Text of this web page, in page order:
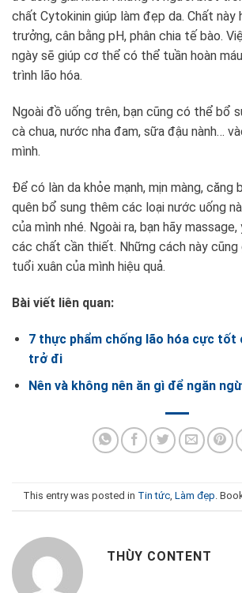
chất Cytokinin giúp làm đẹp da. Chất này
trưởng, cân bằng pH, phân chia tế bào.
ngày sẽ giúp cơ thể có thể tuần hoàn
trình lão hóa.
Ngoài đồ uống trên, bạn cũng có thể bổ
cà chua, nước nha đam, sữa đậu nành…
mình.
Để có làn da khỏe mạnh, mịn màng, căng
quên bổ sung thêm các loại nước uống
của mình nhé. Ngoài ra, bạn hãy
các chất cần thiết. Những cách này cũng
tuổi xuân của mình hiệu quả.
Bài viết liên quan:
7 thực phẩm chống lão hóa cực tốt
trở đi
Nên và không nên ăn gì để ngăn
This entry was posted in Tin tức, Làm đẹp.
THÙY CONTENT